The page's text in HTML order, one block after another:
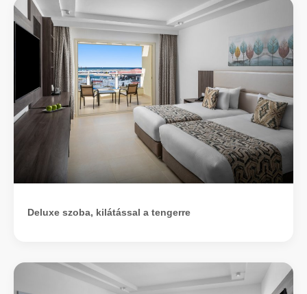
Deluxe szoba, kilátással a tengerre